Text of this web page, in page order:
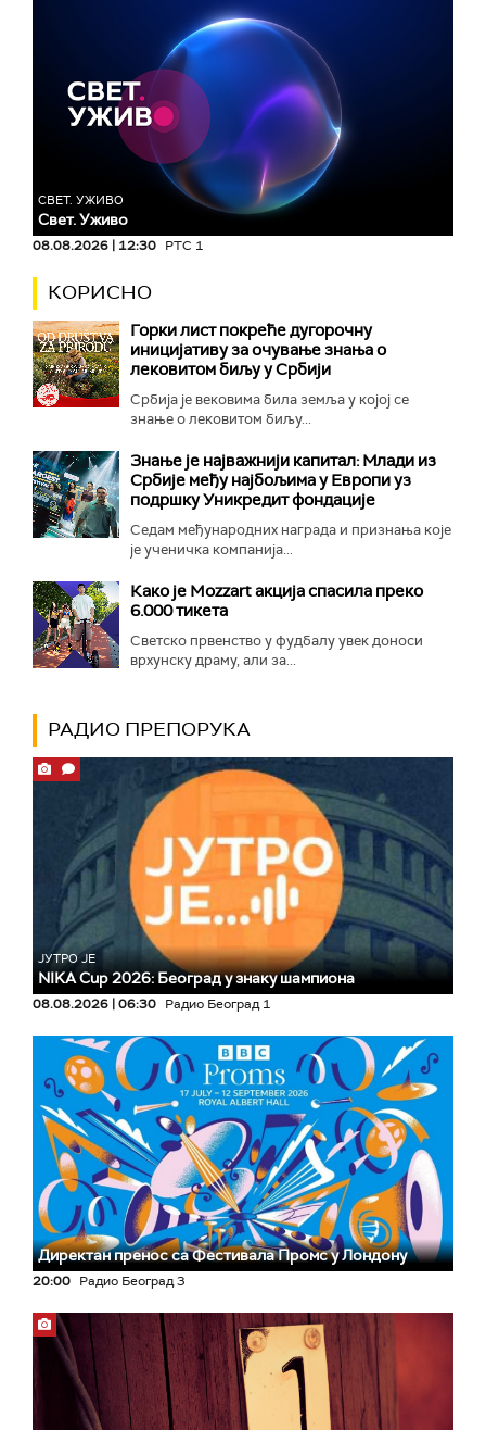
СВЕТ. УЖИВО
Свет. Уживо
08.08.2026 | 12:30 РТС 1
КОРИСНО
Горки лист покреће дугорочну
иницијативу за очување знања о
лековитом биљу у Србији
Србија је вековима била земља у којој се
знање о лековитом биљу...
Знање је најважнији капитал: Млади из
Србије међу најбољима у Европи уз
подршку Уникредит фондације
Седам међународних награда и признања које
је ученичка компанија...
Како је Mozzart акција спасила преко
6.000 тикета
Светско првенство у фудбалу увек доноси
врхунску драму, али за...
РАДИО ПРЕПОРУКА
ЈУТРО ЈЕ
NIKA Cup 2026: Београд у знаку шампиона
08.08.2026 | 06:30 Радио Београд 1
Директан пренос са Фестивала Промс у Лондону
20:00 Радио Београд 3